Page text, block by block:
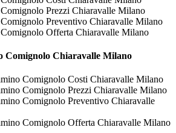
Prezzi Chiaravalle Milano
Preventivo Chiaravalle Milano
Offerta Chiaravalle Milano
Comignolo Chiaravalle Milano
Comignolo Costi Chiaravalle Milano
Comignolo Prezzi Chiaravalle Milano
Comignolo Preventivo Chiaravalle
Comignolo Offerta Chiaravalle Milano